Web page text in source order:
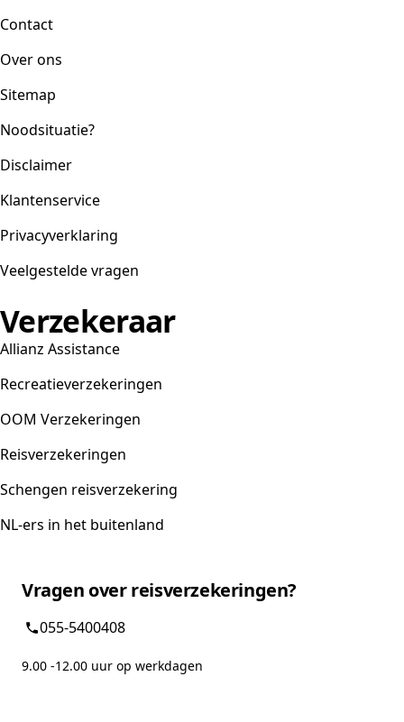
Contact
Over ons
Sitemap
Noodsituatie?
Disclaimer
Klantenservice
Privacyverklaring
Veelgestelde vragen
Verzekeraar
Allianz Assistance
Recreatieverzekeringen
OOM Verzekeringen
Reisverzekeringen
Schengen reisverzekering
NL-ers in het buitenland
Vragen over reisverzekeringen?
055-5400408
9.00 -12.00 uur op werkdagen